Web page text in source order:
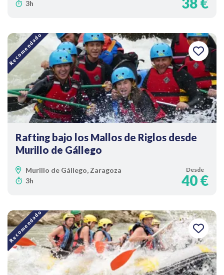
3h
Recomendado
Rafting bajo los Mallos de Riglos desde
Murillo de Gállego
Murillo de Gállego, Zaragoza
3h
Desde
40 €
Recomendado